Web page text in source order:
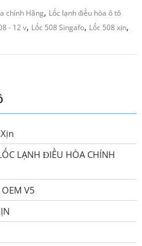
chính Hãng, Lốc lạnh điều hòa ô tô
- 12 v, Lốc 508 Singafo, Lốc 508 xịn,
LẠNH ĐIỀU HÒA CHÍNH
V5